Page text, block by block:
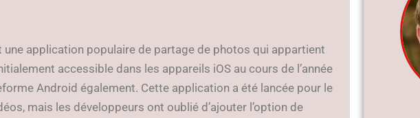
une application populaire de partage de photos qui appartient
accessible dans les appareils iOS au cours de l’année
Android également. Cette application a été lancée pour le
mais les développeurs ont oublié d’ajouter l’option de